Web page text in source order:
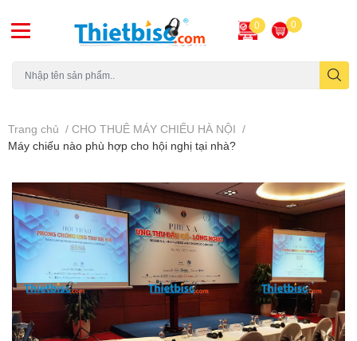
0 0
Trang chủ / CHO THUÊ MÁY CHIẾU HÀ NỘI /
Máy chiếu nào phù hợp cho hội nghị tại nhà?